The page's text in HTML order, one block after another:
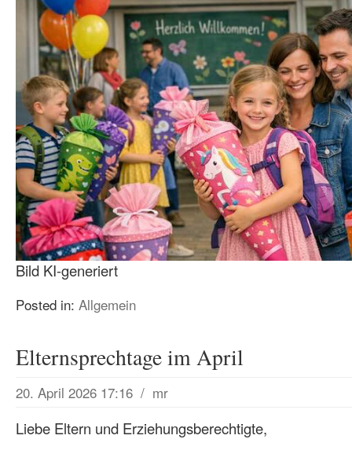
Bild KI-generiert
Posted in: Allgemein
Elternsprechtage im April
20. April 2026 17:16 / mr
Liebe Eltern und Erziehungsberechtigte,